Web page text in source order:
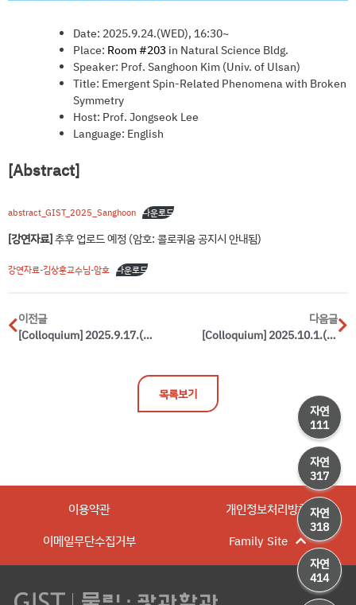
자연
111
자연
317
자연
318
자연
414
Date: 2025.9.24.(WED), 16:30~
Place: Room #203 in Natural Science Bldg.
Speaker: Prof. Sanghoon Kim (Univ. of Ulsan)
Title: Emergent Spin-Related Phenomena with Broken
Symmetry
Host: Prof. Jongseok Lee
Language: English
[Abstract]
abstract_GIST_2025_Sanghoon 다운로드
[강연자료]추후 업로드 예정 (암호: 콜로퀴움 공지시 안내됨)
강연자료-김상훈교수님-암호 다운로드
이전글
[Colloquium] 2025.9.17.(WED) / Dr. Shincheol Kang(Alienlab) / 자연 + 사람 = 과학
다음글
[Colloquium] 2025.10.1.(WED) / Prof.Seong Chan Park(Yonsei University) / Unveiling the Universe’s Beginning: Insights from Particle Physics
목록보기
이용약관
개인정보처리방침
이메일무단수집거부
Family Site